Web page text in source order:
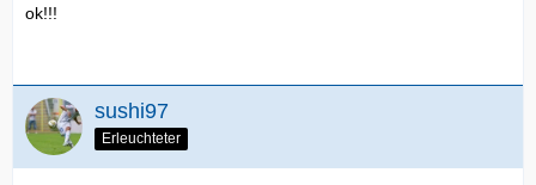
ok!!!
sushi97
Erleuchteter